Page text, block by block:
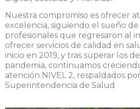
Nuestra compromiso es ofrecer
excelencia, siguiendo el sueño
profesionales que regresaron al
ofrecer servicios de calidad en
inicio en 2019, y tras superar los
pandemia, continuamos
atención NIVEL 2, respaldados
Superintendencia de Salud